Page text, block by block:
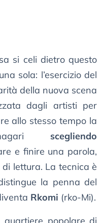
si celi dietro questo
sola: l’esercizio del
della nuova scena
dagli artisti per
allo stesso tempo la
scegliendo
e finire una parola,
lettura. La tecnica è
la penna del
Rkomi (rko-Mi).